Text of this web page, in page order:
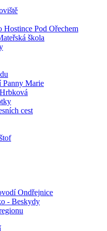
Hostince Pod Ořechem
škola
Panny Marie
cest
Ondřejnice
- Beskydy